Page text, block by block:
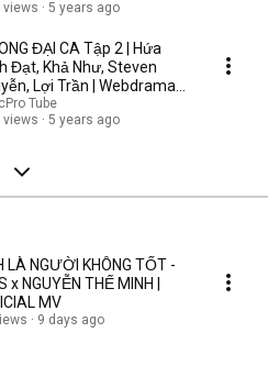
views
5 years ago
ĐẠI CA Tập 2 | Hứa
Đạt, Khả Như, Steven
Lợi Trần | Webdrama
Hồ 2021
Tube
views
5 years ago
LÀ NGƯỜI KHÔNG TỐT -
x NGUYỄN THẾ MINH |
MV
9 days ago